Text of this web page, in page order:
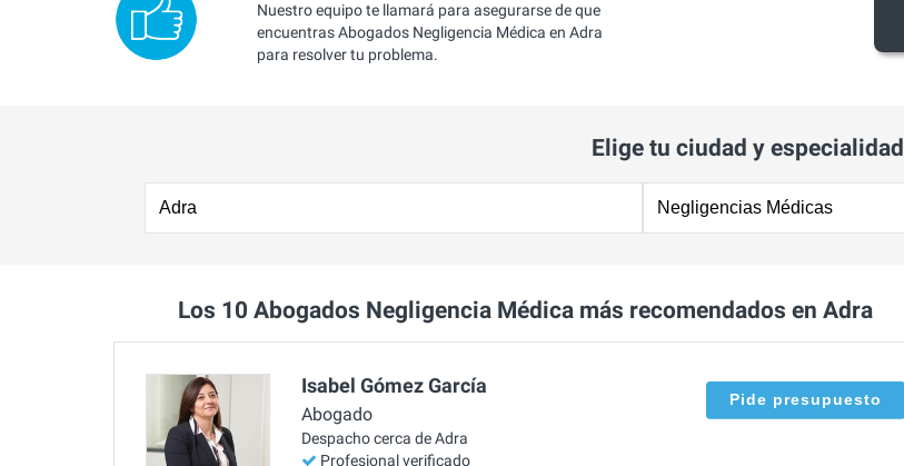
Nuestro equipo te llamará para asegurarse de que
encuentras Abogados Negligencia Médica en Adra
para resolver tu problema.
Elige tu ciudad y especialidad
Los 10 Abogados Negligencia Médica más recomendados en Adra
Isabel Gómez García
Abogado
Despacho cerca de Adra
Profesional verificado
Pide presupuesto